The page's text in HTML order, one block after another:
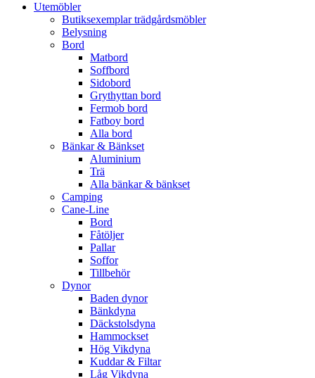
Utemöbler
Butiksexemplar trädgårdsmöbler
Belysning
Bord
Matbord
Soffbord
Sidobord
Grythyttan bord
Fermob bord
Fatboy bord
Alla bord
Bänkar & Bänkset
Aluminium
Trä
Alla bänkar & bänkset
Camping
Cane-Line
Bord
Fåtöljer
Pallar
Soffor
Tillbehör
Dynor
Baden dynor
Bänkdyna
Däckstolsdyna
Hammockset
Hög Vikdyna
Kuddar & Filtar
Låg Vikdyna